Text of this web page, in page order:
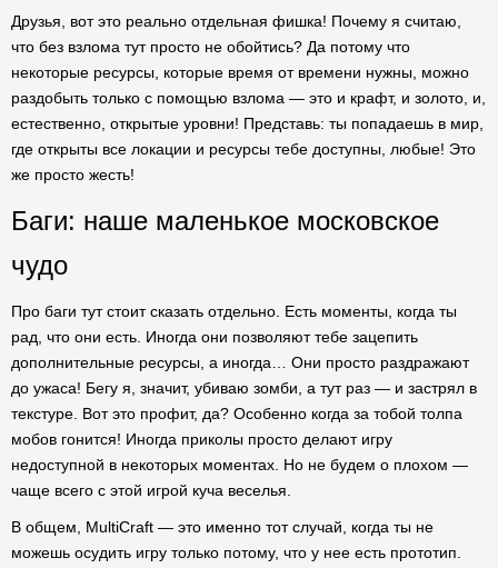
Друзья, вот это реально отдельная фишка! Почему я считаю,
что без взлома тут просто не обойтись? Да потому что
некоторые ресурсы, которые время от времени нужны, можно
раздобыть только с помощью взлома — это и крафт, и золото, и,
естественно, открытые уровни! Представь: ты попадаешь в мир,
где открыты все локации и ресурсы тебе доступны, любые! Это
же просто жесть!
Баги: наше маленькое московское
чудо
Про баги тут стоит сказать отдельно. Есть моменты, когда ты
рад, что они есть. Иногда они позволяют тебе зацепить
дополнительные ресурсы, а иногда… Они просто раздражают
до ужаса! Бегу я, значит, убиваю зомби, а тут раз — и застрял в
текстуре. Вот это профит, да? Особенно когда за тобой толпа
мобов гонится! Иногда приколы просто делают игру
недоступной в некоторых моментах. Но не будем о плохом —
чаще всего с этой игрой куча веселья.
В общем, MultiCraft — это именно тот случай, когда ты не
можешь осудить игру только потому, что у нее есть прототип.